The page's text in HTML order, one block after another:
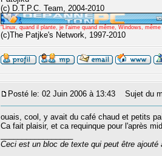
(c) D.T.P.C. Team, 2004-2010
"Linux, quand il plante, je l'aime quand même, Windows,
(c)The Patjke's Network, 1997-2010
Posté le: 02 Juin 2006 à 13:43 Sujet du
ouais, cool, y avait du café chaud et petits
Ca fait plaisir, et ca requinque pour l'après
Ceci est un bloc de texte qui peut être